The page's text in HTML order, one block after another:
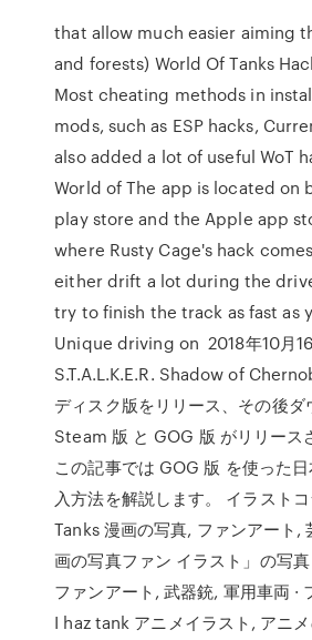
that allow much easier aiming
and forests) World Of Tanks
Most cheating methods in
mods, such as ESP hacks,
also added a lot of useful WoT
World of The app is located on
play store and the Apple app
where Rusty Cage's hack
either drift a lot during the
try to finish the track as fast as
Unique driving on 2018年10月
S.T.A.L.K.E.R. Shadow of
ディスク版をリリース、その後ダ
Steam 版 と GOG 版 がリリース
この記事では GOG 版 を使った
入方法を解説します。 イラスト
Tanks 漫画の写真, ファンアート,
画の写真ファン イラスト」の写
ファンアート, 武器銃, 軍用車両 ·
I haz tank アニメイラスト, アニ